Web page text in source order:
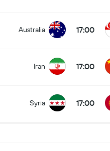
Australia 17:00
Iran 17:00
Syria 17:00